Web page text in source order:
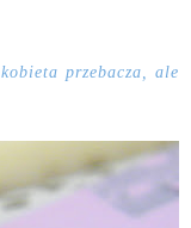
przebacza, ale